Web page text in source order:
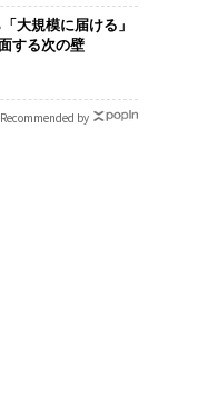
大規模に届ける」
する次の壁
Recommended by